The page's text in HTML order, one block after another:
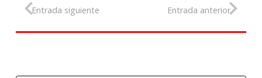
Entrada siguiente Entrada anterior